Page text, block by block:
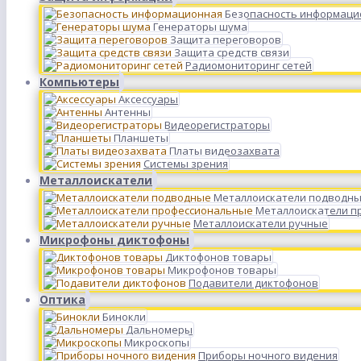
Безопасность
Генераторы шума
Защита переговоров
Защита средств связи
Радиомониторинг сетей
Компьютеры
Аксессуары
Антенны
Видеорегистраторы
Планшеты
Платы видеозахвата
Системы зрения
Металлоискатели
Металлоискатели
Металлоискатели
Металлоискатели ручные
Микрофоны диктофоны
Диктофонов товары
Микрофонов товары
Подавители диктофонов
Оптика
Бинокли
Дальномеры
Микроскопы
Приборы ночного видения